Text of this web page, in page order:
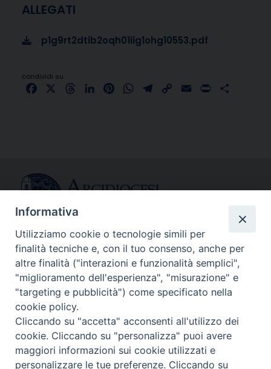
ALLEGATI
p1g9rt2dtib2oqh01iig1ohg10553.pdf
condividi su
FacebookThreadsLinkedInPinterestWhatsApp
Telegram
Copy Email Print
CONTATTI
info@fermodiocesi.it
pec:economato.diocesifermo@legalmail.it
SEGUICI SU
Facebook
Instagram
X YouTube
Feed
Informativa
Utilizziamo cookie o tecnologie simili per
finalità tecniche e, con il tuo consenso, anche per
altre finalità ("interazioni e funzionalità semplici",
"miglioramento dell'esperienza", "misurazione" e
"targeting e pubblicità") come specificato nella
cookie policy.
Cliccando su "accetta" acconsenti all'utilizzo dei
cookie. Cliccando su "personalizza" puoi avere
maggiori informazioni sui cookie utilizzati e
personalizzare le tue preferenze. Cliccando su